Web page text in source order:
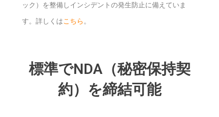
ック）を整備しインシデントの発生防止に備えていま
す。詳しくはこちら 。
標準でNDA（秘密保持契
約）を締結可能